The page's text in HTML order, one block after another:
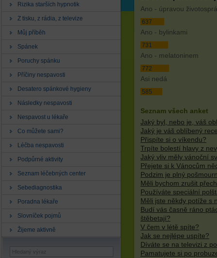
Rizika starších hypnotik
Z tisku, z rádia, z televize
Můj příběh
Spánek
Poruchy spánku
Příčiny nespavosti
Desatero spánkové hygieny
Následky nespavosti
Nespavost u lékaře
Co můžete sami?
Léčba nespavosti
Podpůrné aktivity
Seznam léčebných center
Sebediagnostika
Poradna lékaře
Slovníček pojmů
Žijeme aktivně
Ano - úpravou
637
Ano - bylinkami
731
Ano - melatoninem
772
Asi nedá
585
Seznam všech anket
Jaký byl, nebo je, váš
Jaký je váš oblíbený
Přispíte si o víkendu?
Trpíte bolestí hlavy z
Jaký vliv měly vánoční
Přejete si k Vánocům
Podzim je plný
Měli bychom zrušit
Používáte speciální
Měli jste někdy potíže s
Budí vás časně ráno
štěbetají?
V čem v létě spíte?
Jak se nejlépe uspíte?
Díváte se na televizi z
Pamatujete si po